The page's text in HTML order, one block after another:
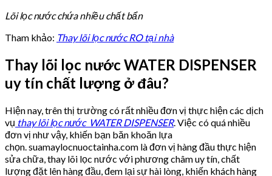
Lõi lọc nước chứa nhiều chất bẩn
Tham khảo: Thay lõi lọc nước RO tại nhà
Thay lõi lọc nước WATER DISPENSER
uy tín chất lượng ở đâu?
Hiện nay, trên thị trường có rất nhiều đơn vị thực hiện các dịch
vụ thay lõi lọc nước WATER DISPENSER. Việc có quá nhiều
đơn vị như vậy, khiến bạn băn khoăn lựa
chọn. suamaylocnuoctainha.com là đơn vị hàng đầu thực hiện
sửa chữa, thay lõi lọc nước với phương châm uy tín, chất
lượng đặt lên hàng đầu, đem lại sự hài lòng, khiến khách hàng